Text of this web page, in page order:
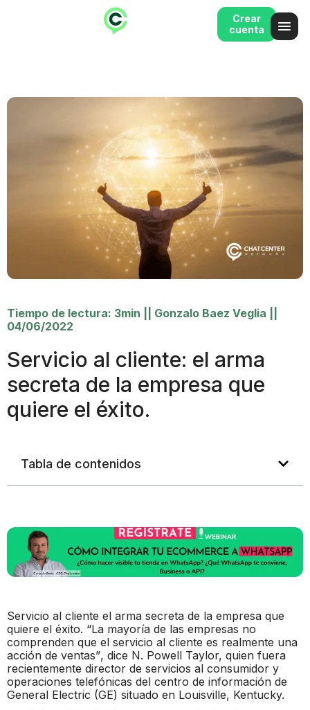
Crear
cuenta
Tiempo de lectura: 3min Gonzalo Baez Veglia
04/06/2022
Servicio al cliente: el arma
secreta de la empresa que
quiere el éxito.
Tabla de contenidos
Servicio al cliente el arma secreta de la empresa que
quiere el éxito. “La mayoría de las empresas no
comprenden que el servicio al cliente es realmente una
acción de ventas”, dice N. Powell Taylor, quien fuera
recientemente director de servicios al consumidor y
operaciones telefónicas del centro de información de
General Electric (GE) situado en Louisville, Kentucky.